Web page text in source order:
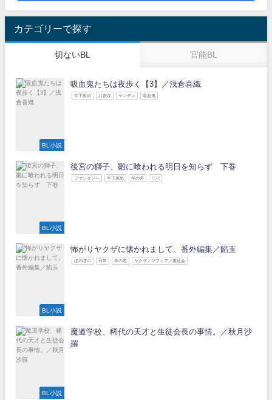
カテゴリーで探す
切ないBL 官能BL
BL小説
吸血鬼たちは夜歩く【3】／浅倉喜織
年下攻め 共依存 ヤンデレ 吸血鬼
BL小説
後宮の獅子、雛に喰われる明日を知らず 下巻
ファンタジー 年下攻め 年の差 リバ
BL小説
怖がりヤクザに懐かれまして。番外編集／餡玉
ほのぼの 日常 年の差 ヤクザ／マフィア／裏社会
BL小説
魔道学校、稀代の天才と生徒会長の事情。／秋月沙
羅